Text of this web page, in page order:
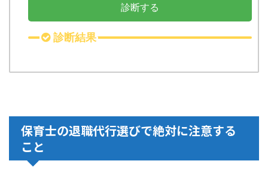
診断する
診断結果
保育士の退職代行選びで絶対に注意する
こと